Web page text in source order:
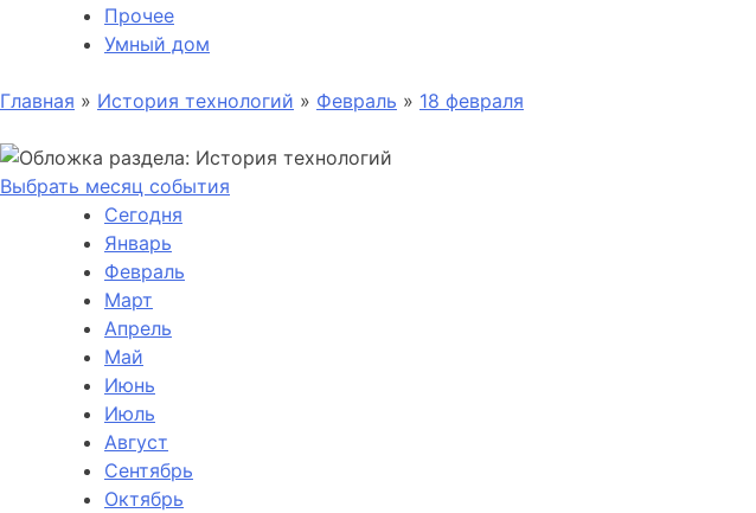
Прочее
Умный дом
Главная » История технологий » Февраль » 18 февраля
Выбрать месяц события
Сегодня
Январь
Февраль
Март
Апрель
Май
Июнь
Июль
Август
Сентябрь
Октябрь